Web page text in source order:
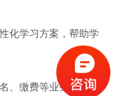
化学习方案，帮助学
、缴费等业务，提升